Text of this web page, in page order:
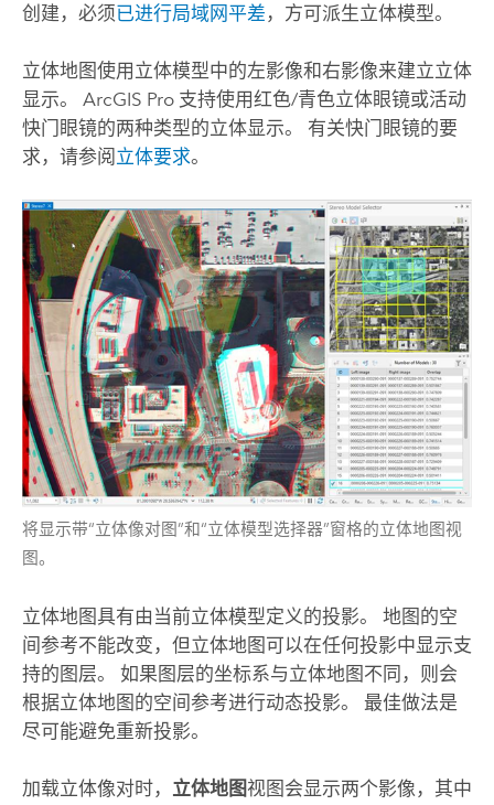
创建，必须已进行局域网平差 ，方可派生立体模型。
立体地图使用立体模型中的左影像和右影像来建立立体
显示。 ArcGIS Pro支持使用红色/青色立体眼镜或活动
快门眼镜的两种类型的立体显示。 有关快门眼镜的要
求，请参阅立体要求。
将显示带“立体像对图”和“立体模型选择器”窗格的立体地图视
图。
立体地图具有由当前立体模型定义的投影。 地图的空
间参考不能改变，但立体地图可以在任何投影中显示支
持的图层。 如果图层的坐标系与立体地图不同，则会
根据立体地图的空间参考进行动态投影。 最佳做法是
尽可能避免重新投影。
加载立体像对时， 立体地图视图会显示两个影像，其中